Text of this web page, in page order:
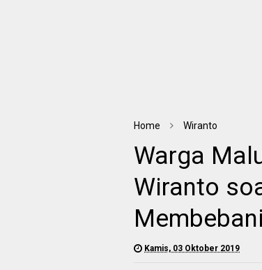
Home Wiranto
Warga
Wiranto
Kamis, 03 Oktober 2019